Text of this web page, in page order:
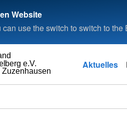
Website
use the switch to switch to the
Zuzenhausen
e.V. Aktuelles